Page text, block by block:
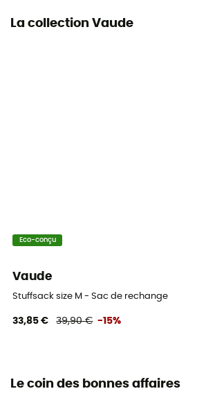
La collection Vaude
Eco-conçu
Vaude
Stuffsack size M - Sac de rechange
33,85 € 39,90 € -15%
Le coin des bonnes affaires